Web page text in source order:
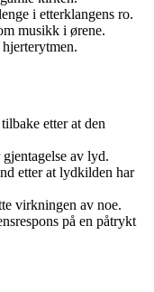
i etterklangens ro.
musikk i ørene.
etter at den
av lyd.
etter at lydkilden har
virkningen av noe.
på en påtrykt